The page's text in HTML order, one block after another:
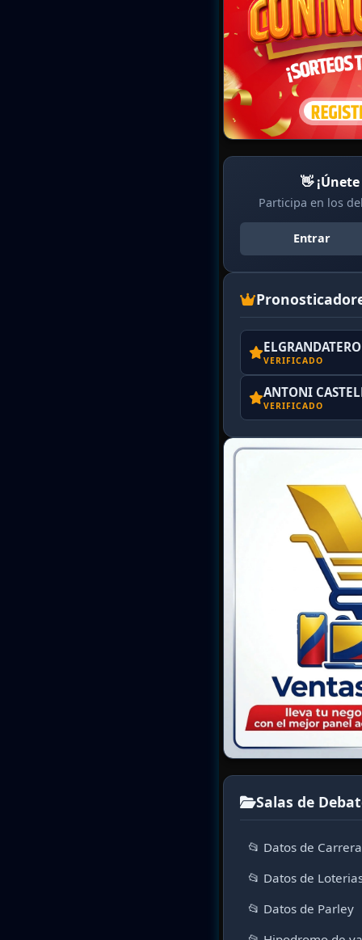
👋
Participa en los
Entrar
VERIFICADO
ANTONI
VERIFICADO
Salas de
📂 Datos de
📂 Datos de
📂 Datos de Parley